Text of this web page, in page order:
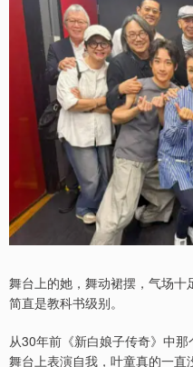
舞台上的她，舞动裙摆，气场十
简直是教科书级别。
从30年前《新白娘子传奇》中
舞台上表演自我，叶童真的一直